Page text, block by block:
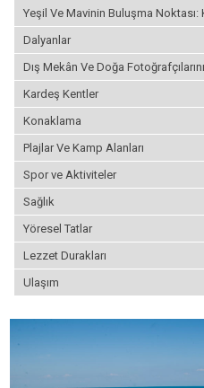
Yeşil Ve Mavinin Buluşma Noktası:
Dalyanlar
Dış Mekân Ve Doğa
Kardeş Kentler
Konaklama
Plajlar Ve Kamp Alanları
Spor ve Aktiviteler
Sağlık
Yöresel Tatlar
Lezzet Durakları
Ulaşım